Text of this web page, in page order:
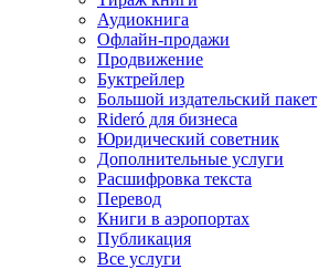
Аудиокнига
Офлайн-продажи
Продвижение
Буктрейлер
Большой издательский пакет
Rideró для бизнеса
Юридический советник
Дополнительные услуги
Расшифровка текста
Перевод
Книги в аэропортах
Публикация
Все услуги